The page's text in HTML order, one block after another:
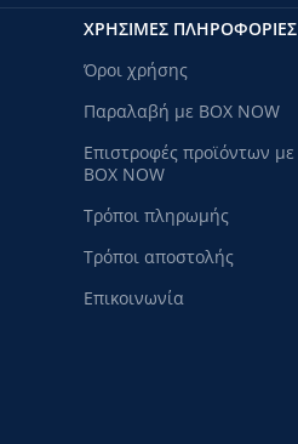
ΧΡΗΣΙΜΕΣ ΠΛΗΡΟΦΟΡΙΕΣ
Όροι χρήσης
Παραλαβή με BOX NOW
Επιστροφές προϊόντων με
BOX NOW
Τρόποι πληρωμής
Τρόποι αποστολής
Επικοινωνία